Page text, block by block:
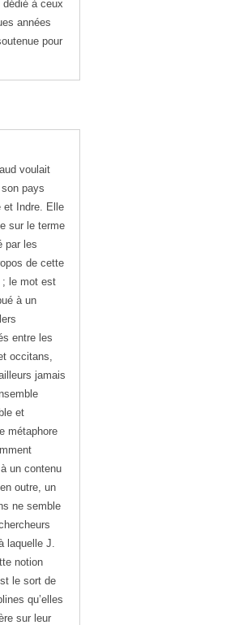
à ceux
années
pour
voulait
pays
et Indre. Elle
sur le terme
par les
de cette
; le mot est
à un
entre les
occitans,
jamais
et
métaphore
un contenu
outre, un
ne semble
laquelle J.
notion
le sort de
qu’elles
sur leur